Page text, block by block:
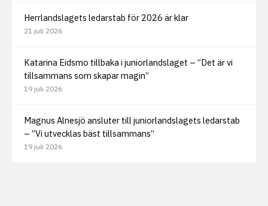
Herrlandslagets ledarstab för 2026 är klar
21 juli 2026
Katarina Eidsmo tillbaka i juniorlandslaget – ”Det är vi
tillsammans som skapar magin”
19 juli 2026
Magnus Alnesjö ansluter till juniorlandslagets ledarstab
– ”Vi utvecklas bäst tillsammans”
19 juli 2026